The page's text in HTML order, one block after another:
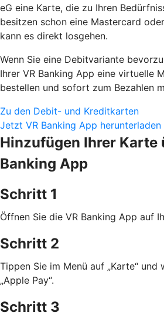
eG eine Karte, die zu Ihren
besitzen schon eine Mastercard
kann es direkt losgehen.
Wenn Sie eine Debitvariante
Ihrer VR Banking App eine virtuelle
bestellen und sofort zum Bezahlen
Zu den Debit- und Kreditkarten
Jetzt VR Banking App herunterladen
Hinzufügen Ihrer Karte
Banking App
Schritt 1
Öffnen Sie die VR Banking App auf
Schritt 2
Tippen Sie im Menü auf „Karte“ und
„Apple Pay“.
Schritt 3